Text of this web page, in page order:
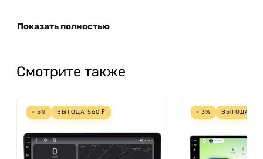
Показать полностью
Смотрите также
- 5% ВЫГОДА 560 ₽ - 3% ВЫГОДА